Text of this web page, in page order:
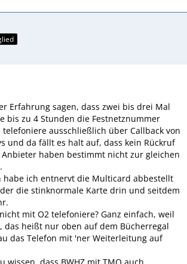
Erfahrung sagen, dass zwei bis drei Mal
bis zu 4 Stunden die Festnetznummer
ausschließlich über Callback von
und da fällt es halt auf, dass kein Rückruf
haben bestimmt nicht zur gleichen
habe ich entnervt die Multicard abbestellt
die stinknormale Karte drin und seitdem
mit O2 telefoniere? Ganz einfach, weil
das heißt nur oben auf dem Bücherregal
das Telefon mit 'ner Weiterleitung auf